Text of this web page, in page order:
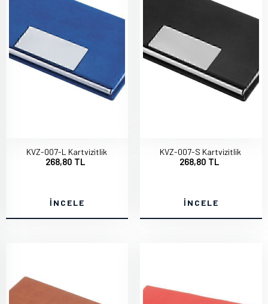
KVZ-007-L Kartvizitlik
268,80 TL
İNCELE
KVZ-007-S Kartvizitlik
268,80 TL
İNCELE